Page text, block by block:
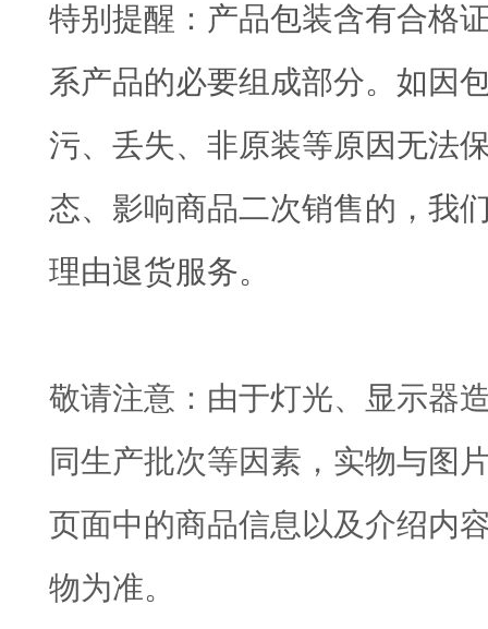
特别提醒：产品包装含有合格
系产品的必要组成部分。如因
污、丢失、非原装等原因无法
态、影响商品二次销售的，我
理由退货服务。
敬请注意：由于灯光、显示器
同生产批次等因素，实物与图
页面中的商品信息以及介绍内
物为准。